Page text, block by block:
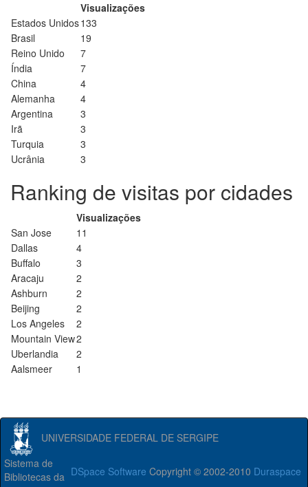
Visualizações
Estados Unidos133
Brasil
19
Reino Unido
7
Índia
7
China
4
Alemanha
4
Argentina
3
Irã
3
Turquia
3
Ucrânia
3
Ranking de visitas por cidades
Visualizações
San Jose
11
Dallas
4
Buffalo
3
Aracaju
2
Ashburn
2
Beijing
2
Los Angeles
2
Mountain View2
Uberlandia
2
Aalsmeer
1
UNIVERSIDADE FEDERAL DE SERGIPE
DSpace Software Copyright © 2002-2010 Duraspace
Sistema de
Bibliotecas da